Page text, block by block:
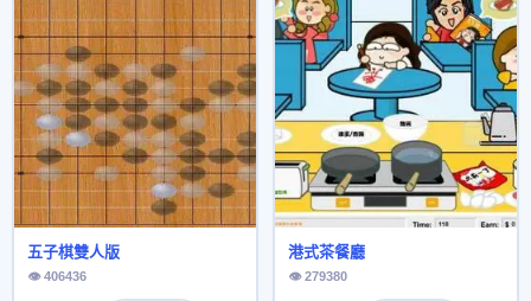
五子棋雙人版
👁 406436
港式茶餐廳
👁 279380